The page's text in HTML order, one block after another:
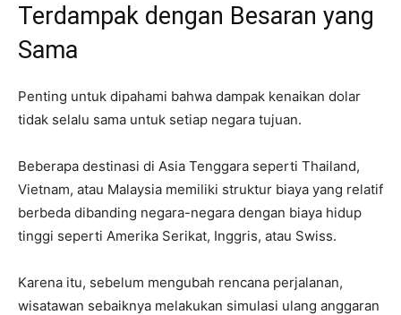
Terdampak dengan Besaran yang
Sama
Penting untuk dipahami bahwa dampak kenaikan dolar
tidak selalu sama untuk setiap negara tujuan.
Beberapa destinasi di Asia Tenggara seperti Thailand,
Vietnam, atau Malaysia memiliki struktur biaya yang relatif
berbeda dibanding negara-negara dengan biaya hidup
tinggi seperti Amerika Serikat, Inggris, atau Swiss.
Karena itu, sebelum mengubah rencana perjalanan,
wisatawan sebaiknya melakukan simulasi ulang anggaran